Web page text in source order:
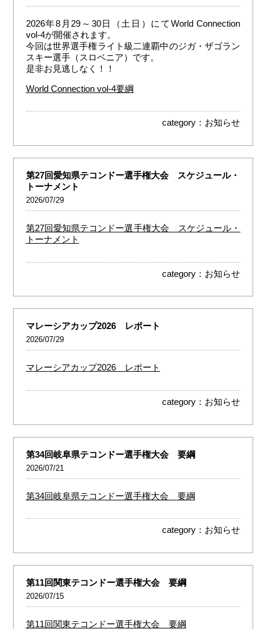
2026年8月29～30日（土日）にてWorld Connection
vol-4が開催されます。
今回は世界選手権ライト級二連覇中のジガ・ザゴラン
スキー選手（スロベニア）です。
是非お見逃しなく！！
World Connection vol-4要綱
category： お知らせ
第27回愛知県テコンドー選手権大会 スケジュール・
トーナメント
2026/07/29
第27回愛知県テコンドー選手権大会 スケジュール・
トーナメント
category： お知らせ
マレーシアカップ2026 レポート
2026/07/29
マレーシアカップ2026 レポート
category： お知らせ
第34回岐阜県テコンドー選手権大会 要綱
2026/07/21
第34回岐阜県テコンドー選手権大会 要綱
category： お知らせ
第11回関東テコンドー選手権大会 要綱
2026/07/15
第11回関東テコンドー選手権大会 要綱